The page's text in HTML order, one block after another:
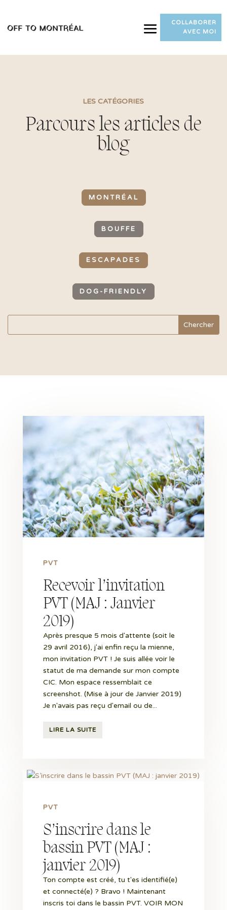
COLLABORER
AVEC MOI
LES CATÉGORIES
Parcours les articles de
blog
MONTRÉAL
BOUFFE
ESCAPADES
DOG-FRIENDLY
Recevoir l’invitation
PVT (MAJ : Janvier
2019)
PVT
Après presque 5 mois d'attente (soit le
29 avril 2016), j'ai enfin reçu la mienne,
mon invitation PVT ! Je suis allée voir le
statut de ma demande sur mon compte
CIC. Mon espace ressemblait ce
screenshot. (Mise à jour de Janvier 2019)
Je n'avais pas reçu d'email ou de...
LIRE LA SUITE
S’inscrire dans le
bassin PVT (MAJ :
janvier 2019)
PVT
Ton compte est créé, tu t'es identifié(e)
et connecté(e) ? Bravo ! Maintenant
inscris toi dans le bassin PVT. VOIR MON